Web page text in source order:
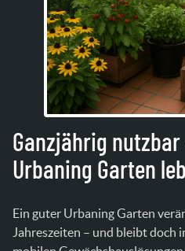
Ganzjährig nutzbar
Urbaning Garten
Ein guter Urbaning Garten
Jahreszeiten – und bleibt